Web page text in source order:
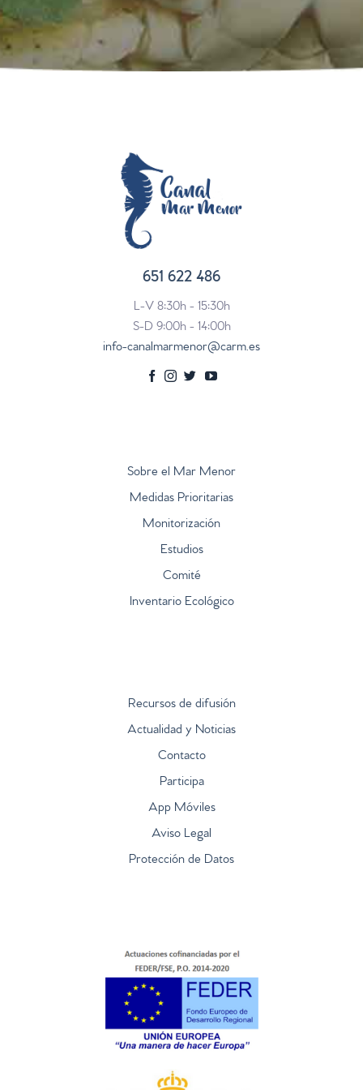
651 622 486
L-V 8:30h - 15:30h
S-D 9:00h - 14:00h
info-canalmarmenor@carm.es
Sobre el Mar Menor
Medidas Prioritarias
Monitorización
Estudios
Comité
Inventario Ecológico
Recursos de difusión
Actualidad y Noticias
Contacto
Participa
App Móviles
Aviso Legal
Protección de Datos